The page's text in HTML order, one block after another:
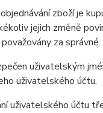
zboží je
jejich změně
za správné.
uživatelským
uživatelského účtu.
uživatelského účtu